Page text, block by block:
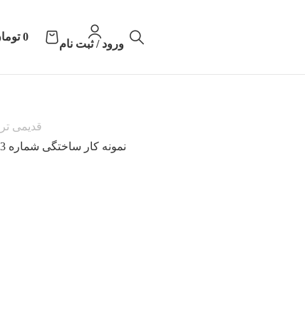
ورود / ثبت نام
0
قدیمی تر
نمونه کار ساختگی شماره 3